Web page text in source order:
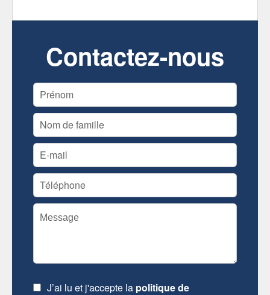
Contactez-nous
J’ai lu et j'accepte la politique de